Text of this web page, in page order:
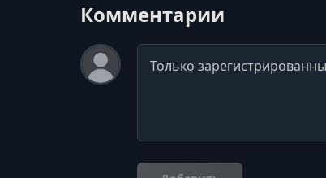
Комментарии
Комментарий